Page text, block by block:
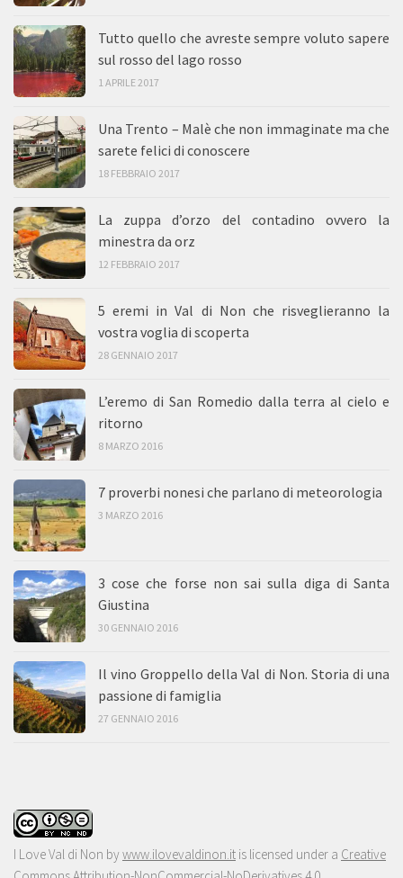
Tutto quello che avreste sempre voluto sapere
sul rosso del lago rosso
1 APRILE 2017
Una Trento – Malè che non immaginate ma che
sarete felici di conoscere
18 FEBBRAIO 2017
La zuppa d’orzo del contadino ovvero la
minestra da orz
12 FEBBRAIO 2017
5 eremi in Val di Non che risveglieranno la
vostra voglia di scoperta
28 GENNAIO 2017
L’eremo di San Romedio dalla terra al cielo e
ritorno
8 MARZO 2016
7 proverbi nonesi che parlano di meteorologia
3 MARZO 2016
3 cose che forse non sai sulla diga di Santa
Giustina
30 GENNAIO 2016
Il vino Groppello della Val di Non. Storia di una
passione di famiglia
27 GENNAIO 2016
I Love Val di Non bywww.ilovevaldinon.it is licensed under a Creative